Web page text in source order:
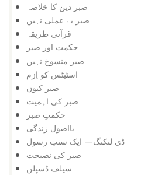
صبر دین کا خلاصہ
صبر بے عملی نہیں
قرآنی طریقہ
حکمت اور صبر
صبر منسوخ نہیں
اسٹیٹس کو اِزم
صبر کیوں
صبر کی اہمیت
حکمتِ صبر
بااصول زندگی
ڈی لنکنگ— ایک سنتِ رسول
صبر کی نصیحت
سیلف ڈسپلن